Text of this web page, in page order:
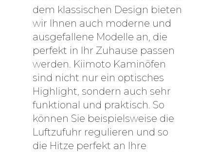
dem klassischen Design bieten
wir Ihnen auch moderne und
ausgefallene Modelle an, die
perfekt in Ihr Zuhause passen
werden. Kiimoto Kaminöfen
sind nicht nur ein optisches
Highlight, sondern auch sehr
funktional und praktisch. So
können Sie beispielsweise die
Luftzufuhr regulieren und so
die Hitze perfekt an Ihre